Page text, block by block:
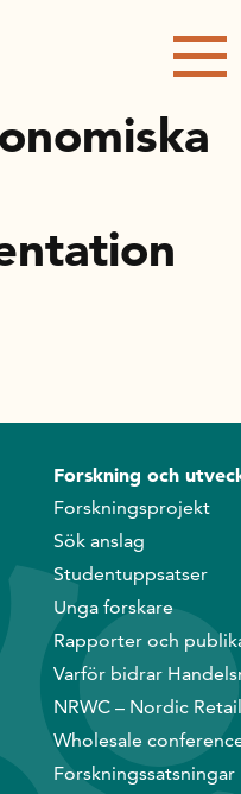
Forskning och
Forskningsprojekt
Sök anslag
Studentuppsatser
Unga forskare
Rapporter och
Varför bidrar
NRWC – Nordic
Wholesale
Forskningssatsningar